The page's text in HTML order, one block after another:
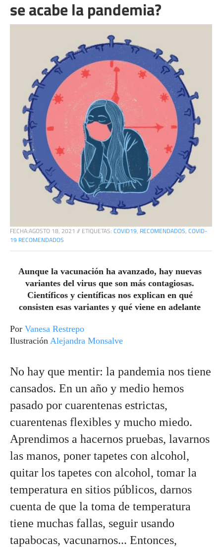
se acabe la pandemia?
FECHA:AGOSTO 18, 2021 // ETIQUETAS: COVID19, RECOMENDADOS, COVID-
19 RECOMENDADOS
Aunque la vacunación ha avanzado, hay nuevas
variantes del virus que son más contagiosas.
Científicos y científicas nos explican en qué
consisten esas variantes y qué viene en adelante
Por Vanesa Restrepo
Ilustración Alejandra Monsalve
No hay que mentir: la pandemia nos tiene
cansados. En un año y medio hemos
pasado por cuarentenas estrictas,
cuarentenas flexibles y mucho miedo.
Aprendimos a hacernos pruebas, lavarnos
las manos, poner tapetes con alcohol,
quitar los tapetes con alcohol, tomar la
temperatura en sitios públicos, darnos
cuenta de que la toma de temperatura
tiene muchas fallas, seguir usando
tapabocas, vacunarnos... Entonces,